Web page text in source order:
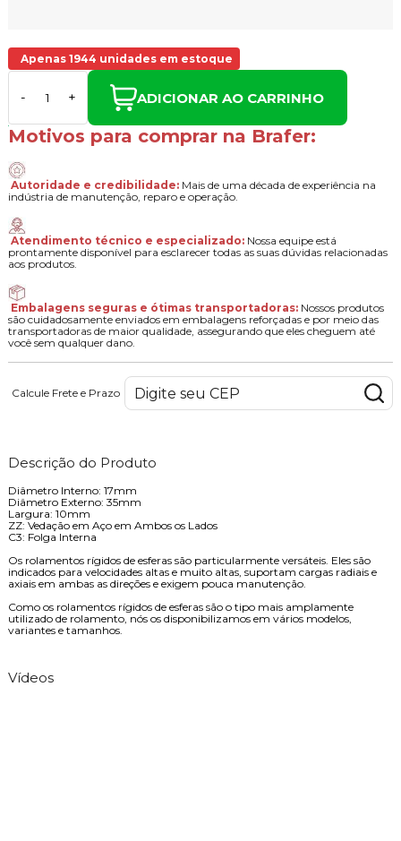
Apenas 1944 unidades em estoque
- + ADICIONAR AO CARRINHO
Motivos para comprar na Brafer:
Autoridade e credibilidade: Mais de uma década de experiência na
indústria de manutenção, reparo e operação.
Atendimento técnico e especializado: Nossa equipe está
prontamente disponível para esclarecer todas as suas dúvidas relacionadas
aos produtos.
Embalagens seguras e ótimas transportadoras: Nossos produtos
são cuidadosamente enviados em embalagens reforçadas e por meio das
transportadoras de maior qualidade, assegurando que eles cheguem até
você sem qualquer dano.
Calcule Frete e Prazo
Descrição do Produto
Diâmetro Interno: 17mm
Diâmetro Externo: 35mm
Largura: 10mm
ZZ: Vedação em Aço em Ambos os Lados
C3: Folga Interna
Os rolamentos rígidos de esferas são particularmente versáteis. Eles são
indicados para velocidades altas e muito altas, suportam cargas radiais e
axiais em ambas as direções e exigem pouca manutenção.
Como os rolamentos rígidos de esferas são o tipo mais amplamente
utilizado de rolamento, nós os disponibilizamos em vários modelos,
variantes e tamanhos.
Vídeos